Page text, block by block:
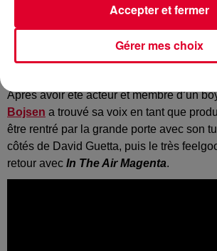
frappe à nouveau avec In the Air
Après avoir été acteur et membre d’un
Bojsen a trouvé sa voix en tant que
être rentré par la grande porte avec son
côtés de David Guetta, puis le très
retour avec In The Air Magenta.
Gérer mes choix
Accepter et fermer